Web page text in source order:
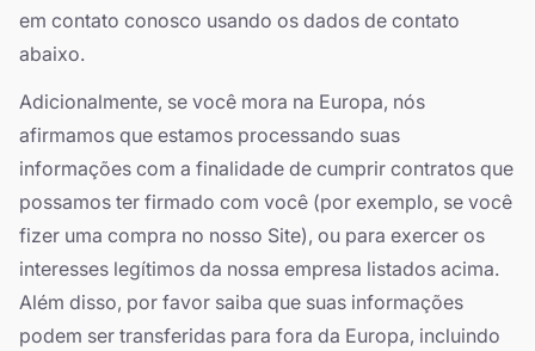
em contato conosco usando os dados de contato
abaixo.
Adicionalmente, se você mora na Europa, nós
afirmamos que estamos processando suas
informações com a finalidade de cumprir contratos que
possamos ter firmado com você (por exemplo, se você
fizer uma compra no nosso Site), ou para exercer os
interesses legítimos da nossa empresa listados acima.
Além disso, por favor saiba que suas informações
podem ser transferidas para fora da Europa, incluindo